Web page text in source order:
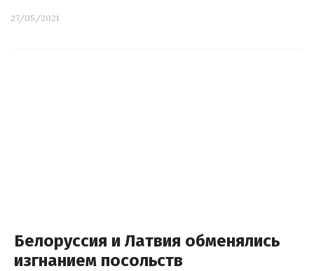
27/05/2021
Белоруссия и Латвия обменялись
изгнанием посольств